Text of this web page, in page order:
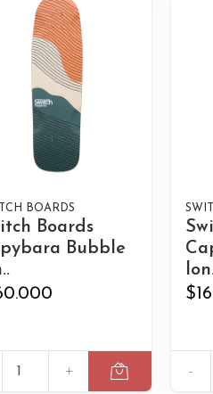
BOARDS
Boards
Bubble
+ -